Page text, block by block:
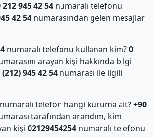
212 945 42 54numaralı telefonu
42 54numarasından gelen mesajlar
numaralı telefonu kullanan kim?0
arayan kişi hakkında bilgi
(212) 945 42 54numarası ile ilgili
telefon hangi kuruma ait?+90
tarafından arandım, kim
kişi 02129454254numaralı telefonu